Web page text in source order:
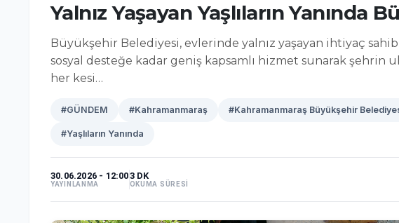
Yalnız Yaşayan Yaşlıların Yanında
Büyükşehir Belediyesi, evlerinde yalnız yaşayan ihtiyaç
sosyal desteğe kadar geniş kapsamlı hizmet sunarak şehrin
her kesi…
#GÜNDEM #Kahramanmaraş #Kahramanmaraş Büyükşehir
#Yaşlıların Yanında
30.06.2026 - 12:00
YAYINLANMA
3 DK
OKUMA SÜRESİ